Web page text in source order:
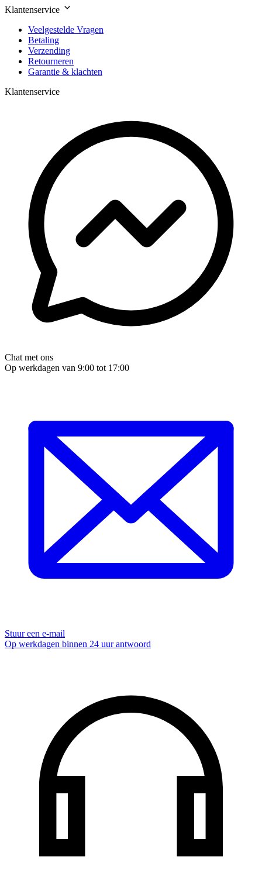
Klantenservice
Veelgestelde Vragen
Betaling
Verzending
Retourneren
Garantie & klachten
Klantenservice
Chat met ons
Op werkdagen van 9:00 tot 17:00
Stuur een e-mail
Op werkdagen binnen 24 uur antwoord